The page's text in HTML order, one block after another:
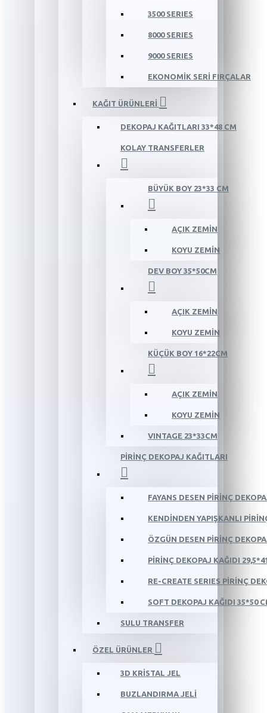
3500 SERIES
8000 SERIES
9000 SERIES
EKONOMİK SERİ FIRÇALAR
KAĞIT ÜRÜNLERİ
DEKOPAJ KAĞITLARI 33*48 CM
KOLAY TRANSFERLER
BÜYÜK BOY 23*33 CM
AÇIK ZEMİN
KOYU ZEMİN
DEV BOY 35*50CM
AÇIK ZEMİN
KOYU ZEMİN
KÜÇÜK BOY 16*22CM
AÇIK ZEMİN
KOYU ZEMİN
VINTAGE 23*33CM
PİRİNÇ DEKOPAJ KAĞITLARI
FAYANS DESEN PİRİNÇ
KENDİNDEN YAPIŞKANLI
ÖZGÜN DESEN PİRİNÇ
PİRİNÇ DEKOPAJ KAĞIDI
RE-CREATE SERIES PİRİNÇ
SOFT DEKOPAJ KAĞIDI 35*50
SULU TRANSFER
ÖZEL ÜRÜNLER
3D KRİSTAL JEL
BUZLANDIRMA JELİ